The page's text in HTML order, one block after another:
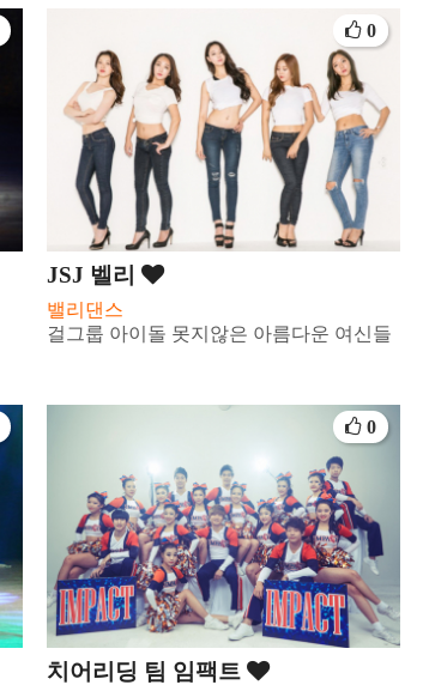
JSJ 벨리
밸리댄스
걸그룹 아이돌 못지않은 아름다운 여신들
0
치어리딩 팀 임팩트
0